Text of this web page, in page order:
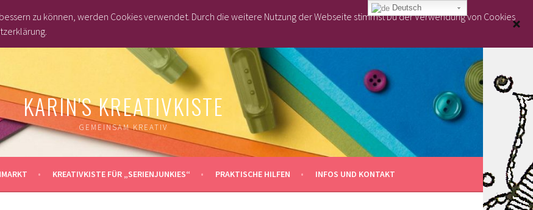
KARIN'S KREATIVKISTE
GEMEINSAM KREATIV
KREATIVKISTE FÜR „SERIENJUNKIES“ PRAKTISCHE HILFEN INFOS UND KONTAKT
Deutsch
zu können, werden Cookies verwendet. Durch die weitere Nutzung der Webseite stimmst Du der Verwendung von Cookies